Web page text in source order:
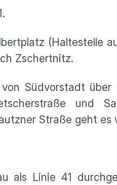
(Haltestelle
Zschertnitz.
Südvorstadt
und
Straße geht es
als Linie 41